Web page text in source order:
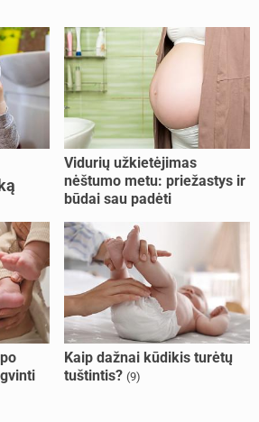
Vidurių užkietėjimas
nėštumo metu: priežastys ir
būdai sau padėti
Kaip dažnai kūdikis turėtų
tuštintis? (9)